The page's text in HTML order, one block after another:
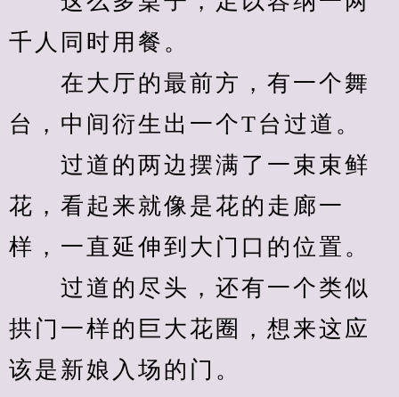
千人同时用餐。
在大厅的最前方，有一个舞
台，中间衍生出一个T台过道。
过道的两边摆满了一束束鲜
花，看起来就像是花的走廊一
样，一直延伸到大门口的位置。
过道的尽头，还有一个类似
拱门一样的巨大花圈，想来这应
该是新娘入场的门。